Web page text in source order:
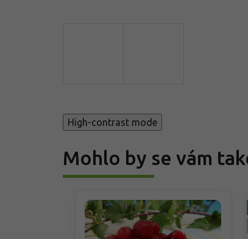
High-contrast mode
Mohlo by se vám